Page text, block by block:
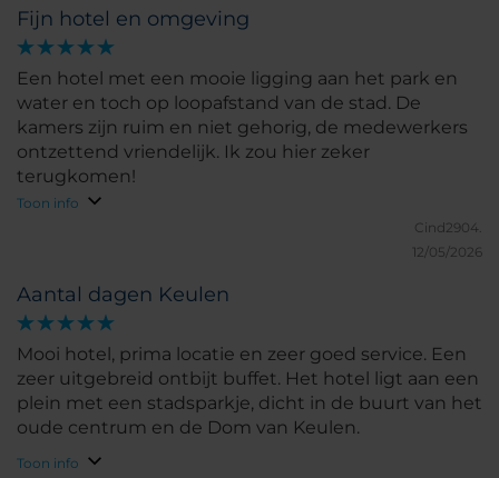
Fijn hotel en omgeving
Een hotel met een mooie ligging aan het park en
water en toch op loopafstand van de stad. De
kamers zijn ruim en niet gehorig, de medewerkers
ontzettend vriendelijk. Ik zou hier zeker
terugkomen!
Toon info
Cind2904.
12/05/2026
Aantal dagen Keulen
Mooi hotel, prima locatie en zeer goed service. Een
zeer uitgebreid ontbijt buffet. Het hotel ligt aan een
plein met een stadsparkje, dicht in de buurt van het
oude centrum en de Dom van Keulen.
Toon info